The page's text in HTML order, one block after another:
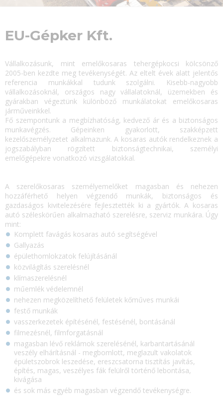
EU-Gépker Kft.
Vállalkozásunk, mint emelőkosaras tehergépkocsi kölcsönző
2005-ben kezdte meg tevékenységét. Az eltelt évek alatt jelentős
referencia munkákkal tudunk szolgálni. Kisebb-nagyobb
vállalkozásoknál, országos nagy vállalatoknál, üzemekben és
gyárakban végeztünk különböző munkálatokat emelőkosaras
járműveinkkel.
Fő szempontunk a megbízhatóság, kedvező ár és a biztonságos
munkavégzés. Gépeinken gyakorlott, szakképzett
kezelőszemélyzetet alkalmazunk. A kosaras autók rendelkeznek a
jogszabályban rögzített biztonságtechnikai, személyi
emelőgépekre vonatkozó vizsgálatokkal.
A szerelőkosaras személyemelőket magasban és nehezen
hozzáférhető helyen végzendő munkák, biztonságos és
gazdaságos kivitelezésére fejlesztették ki a gyártók. A kosaras
autó széleskörűen alkalmazható szerelésre, szerviz munkára. Úgy
mint:
Komplett favágás kosaras autó segítségével
Gallyazás
épülethomlokzatok felújításánál
közvilágítás szerelésnél
klímaszerelésnél
műemlék védelemnél
nehezen megközelíthető felületek kőműves munkái
festő munkák
vasszerkezetek építésénél, festésénél, bontásánál
filmezésnél, filmforgatásnál
magasban lévő reklámok szerelésénél, karbantartásánál
veszély elhárításnál - megbomlott, meglazult vakolatok
épületszobrok leszedése, ereszcsatorna tisztítás javítás,
építés, magas, veszélyes fák felülről történő lebontása,
kivágása
és sok más egyéb magasban végzendő tevékenységre.